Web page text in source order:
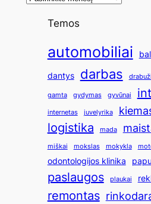
Temos
automobiliai
dantys darbas
gamta gydymas gyvūnai
internetas juvelyrika
logistika mada
miškai mokslas mokykla
odontologijos klinika
paslaugos plaukai
remontas